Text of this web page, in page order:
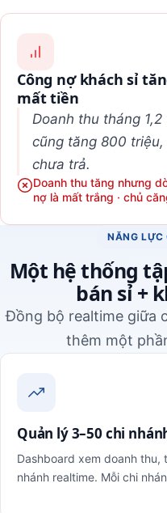
Công nợ khách sỉ
mất tiền
Doanh thu tháng
cũng tăng 800
chưa trả.
Doanh thu tăng nhưng
nợ là mất trắng · chủ
NĂNG LỰC
Một hệ thống
bán sỉ +
Đồng bộ realtime giữa
thêm một
Quản lý 3–50 chi
Dashboard xem doanh thu,
nhánh realtime. Mỗi chi